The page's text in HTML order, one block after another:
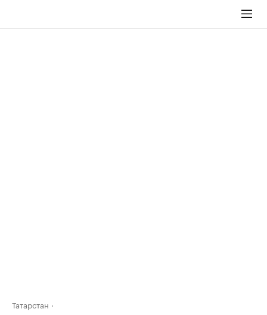
Татарстан